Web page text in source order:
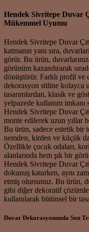
Hendek Sivritepe Duvar
Mükemmel Uyumu
Hendek Sivritepe Duvar
katmanın yanı sıra,
görür. Bu ürün,
görünüm kazandırarak
dönüştürür. Farklı profil ve
dekorasyon stiline kolayca
tasarımlardan, klasik ve
yelpazede kullanım
Hendek Sivritepe Duvar
monte edilerek uzun yıllar
Bu ürün, sadece estetik bir
nemden, kirden ve küçük
Özellikle çocuk odaları,
alanlarında hem şık bir
Hendek Sivritepe Duvar
dokunuş katarken, aynı
etmiş olursunuz. Bu ürün,
gibi diğer dekoratif
kullanılarak bütünsel bir
Duvar Dekorasyonunda Son